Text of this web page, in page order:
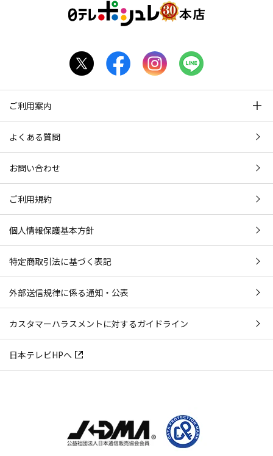
む床材を100平方センチメートルの範囲の中央に置き約0.54秒
（約37cm/s）の速度で製品を1往復させて大腸菌と黄色ブド
※すべての菌に有用ではありません。[ 報告書 ] NO.JD202400
494E
ご利用案内
よくある質問
お問い合わせ
ご利用規約
個人情報保護基本方針
特定商取引法に基づく表記
外部送信規律に係る通知・公表
カスタマーハラスメントに対するガイドライン
日本テレビHPへ